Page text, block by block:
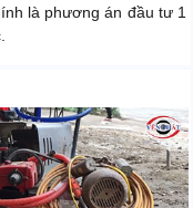
là phương án đầu tư 1